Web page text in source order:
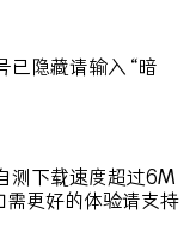
已隐藏请输入“暗
测下载速度超过6M
需更好的体验请支持